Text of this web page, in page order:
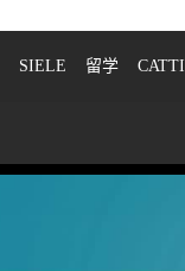
SIELE 留学 CATTI